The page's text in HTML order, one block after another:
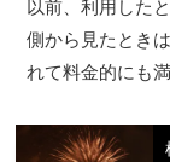
以前、利用した
側から見たとき
れて料金的にも